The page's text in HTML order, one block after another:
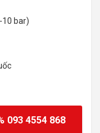
10 bar)
093 4554 868